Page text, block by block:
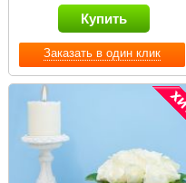
Заказать в один клик
Купить